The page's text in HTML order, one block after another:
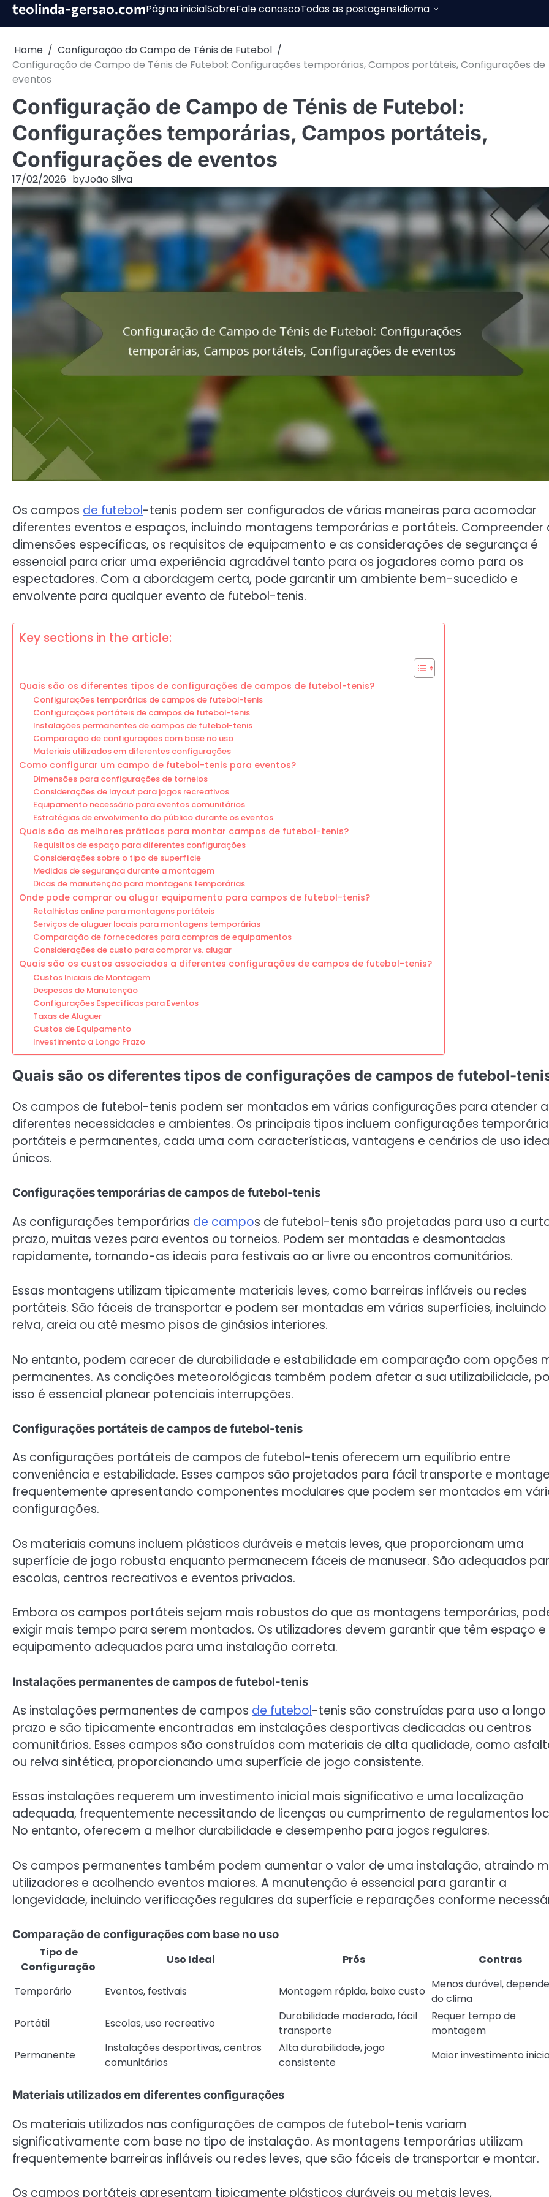
Skipteolinda-gersao.comPágina inicialSobreFale conoscoTodas as postagensIdioma
Home
Configuração do Campo de Ténis de Futebol
Configuração de Campo de Ténis de Futebol: Configurações temporárias, Campos portáteis, Configurações de
eventos
Configuração de Campo de Ténis de Futebol:
Configurações temporárias, Campos portáteis,
Configurações de eventos
17/02/2026 byJoão Silva
Os campos de futebol-tenis podem ser configurados de várias maneiras para acomodar
diferentes eventos e espaços, incluindo montagens temporárias e portáteis. Compreender
dimensões específicas, os requisitos de equipamento e as considerações de segurança é
essencial para criar uma experiência agradável tanto para os jogadores como para os
espectadores. Com a abordagem certa, pode garantir um ambiente bem-sucedido e
envolvente para qualquer evento de futebol-tenis.
Key sections in the article:
Quais são os diferentes tipos de configurações de campos de futebol-tenis?
Configurações temporárias de campos de futebol-tenis
Configurações portáteis de campos de futebol-tenis
Instalações permanentes de campos de futebol-tenis
Comparação de configurações com base no uso
Materiais utilizados em diferentes configurações
Como configurar um campo de futebol-tenis para eventos?
Dimensões para configurações de torneios
Considerações de layout para jogos recreativos
Equipamento necessário para eventos comunitários
Estratégias de envolvimento do público durante os eventos
Quais são as melhores práticas para montar campos de futebol-tenis?
Requisitos de espaço para diferentes configurações
Considerações sobre o tipo de superfície
Medidas de segurança durante a montagem
Dicas de manutenção para montagens temporárias
Onde pode comprar ou alugar equipamento para campos de futebol-tenis?
Retalhistas online para montagens portáteis
Serviços de aluguer locais para montagens temporárias
Comparação de fornecedores para compras de equipamentos
Considerações de custo para comprar vs. alugar
Quais são os custos associados a diferentes configurações de campos de futebol-tenis?
Custos Iniciais de Montagem
Despesas de Manutenção
Configurações Específicas para Eventos
Taxas de Aluguer
Custos de Equipamento
Investimento a Longo Prazo
Quais são os diferentes tipos de configurações de campos de futebol-
Os campos de futebol-tenis podem ser montados em várias configurações para atender a
diferentes necessidades e ambientes. Os principais tipos incluem configurações
portáteis e permanentes, cada uma com características, vantagens e cenários de uso
únicos.
Configurações temporárias de campos de futebol-tenis
As configurações temporárias de campos de futebol-tenis são projetadas para uso a
prazo, muitas vezes para eventos ou torneios. Podem ser montadas e desmontadas
rapidamente, tornando-as ideais para festivais ao ar livre ou encontros comunitários.
Essas montagens utilizam tipicamente materiais leves, como barreiras infláveis ou redes
portáteis. São fáceis de transportar e podem ser montadas em várias superfícies, incluindo
relva, areia ou até mesmo pisos de ginásios interiores.
No entanto, podem carecer de durabilidade e estabilidade em comparação com opções
permanentes. As condições meteorológicas também podem afetar a sua utilizabilidade,
isso é essencial planear potenciais interrupções.
Configurações portáteis de campos de futebol-tenis
As configurações portáteis de campos de futebol-tenis oferecem um equilíbrio entre
conveniência e estabilidade. Esses campos são projetados para fácil transporte e
frequentemente apresentando componentes modulares que podem ser montados em
configurações.
Os materiais comuns incluem plásticos duráveis e metais leves, que proporcionam uma
superfície de jogo robusta enquanto permanecem fáceis de manusear. São adequados
escolas, centros recreativos e eventos privados.
Embora os campos portáteis sejam mais robustos do que as montagens temporárias,
exigir mais tempo para serem montados. Os utilizadores devem garantir que têm espaço e
equipamento adequados para uma instalação correta.
Instalações permanentes de campos de futebol-tenis
As instalações permanentes de campos de futebol-tenis são construídas para uso a longo
prazo e são tipicamente encontradas em instalações desportivas dedicadas ou centros
comunitários. Esses campos são construídos com materiais de alta qualidade, como
ou relva sintética, proporcionando uma superfície de jogo consistente.
Essas instalações requerem um investimento inicial mais significativo e uma localização
adequada, frequentemente necessitando de licenças ou cumprimento de regulamentos
No entanto, oferecem a melhor durabilidade e desempenho para jogos regulares.
Os campos permanentes também podem aumentar o valor de uma instalação, atraindo
utilizadores e acolhendo eventos maiores. A manutenção é essencial para garantir a
longevidade, incluindo verificações regulares da superfície e reparações conforme
Comparação de configurações com base no uso
Tipo de
Configuração
Uso Ideal Prós Contras
Temporário Eventos, festivais Montagem rápida, baixo custo
Menos durável,
do clima
Portátil
Escolas, uso recreativo
Durabilidade moderada, fácil
transporte
Requer tempo de
montagem
Permanente
Instalações desportivas, centros
comunitários
Alta durabilidade, jogo
consistente
Maior investimento
Materiais utilizados em diferentes configurações
Os materiais utilizados nas configurações de campos de futebol-tenis variam
significativamente com base no tipo de instalação. As montagens temporárias utilizam
frequentemente barreiras infláveis ou redes leves, que são fáceis de transportar e montar.
Os campos portáteis apresentam tipicamente plásticos duráveis ou metais leves,